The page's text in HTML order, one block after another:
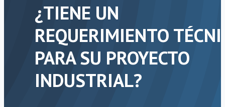
¿TIENE UN
REQUERIMIENTO
PARA SU PROYECTO
INDUSTRIAL?